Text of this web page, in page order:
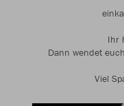
Ihr
Dann wendet
Viel